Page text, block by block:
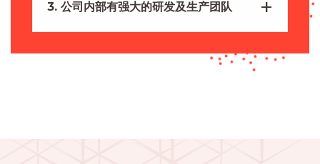
3. 公司内部有强大的研发及生产团队